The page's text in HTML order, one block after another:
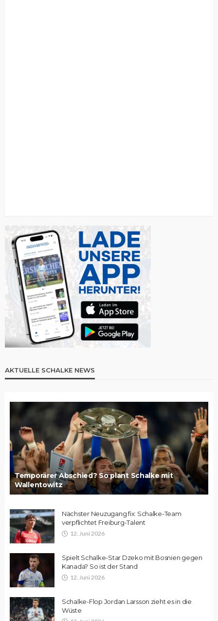
AKTUELLE SCHALKE NEWS
Temporärer Abschied? So plant Schalke mit
Wallentowitz
Nächster Neuzugang fix: Schalke-Team
verpflichtet Freiburg-Talent
12. Juni 2026
Spielt Schalke-Star Dzeko mit Bosnien gegen
Kanada? So ist der Stand
12. Juni 2026
Schalke-Flop Jordan Larsson zieht es in die
Wüste